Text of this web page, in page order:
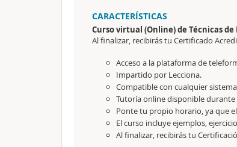
CARACTERÍSTICAS
Curso virtual (Online) de Técnicas
Al finalizar, recibirás tu Certificado
Acceso a la plataforma de
Impartido por Lecciona.
Compatible con cualquier
Tutoría online disponible durante
Ponte tu propio horario, ya que
El curso incluye ejemplos,
Al finalizar, recibirás tu